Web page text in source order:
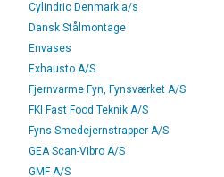
Cylindric Denmark a/s
Dansk Stålmontage
Envases
Exhausto A/S
Fjernvarme Fyn, Fynsværket A/S
FKI Fast Food Teknik A/S
Fyns Smedejernstrapper A/S
GEA Scan-Vibro A/S
GMF A/S